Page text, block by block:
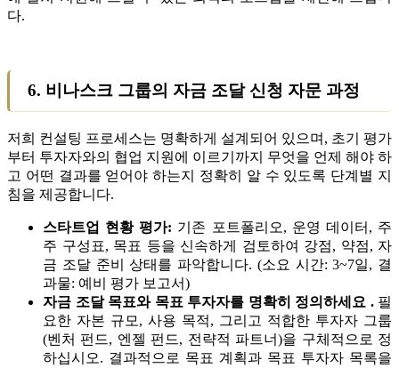
다.
6. 비나스크 그룹의 자금 조달 신청 자문 과정
저희 컨설팅 프로세스는 명확하게 설계되어 있으며, 초기 평가
부터 투자자와의 협업 지원에 이르기까지 무엇을 언제 해야 하
고 어떤 결과를 얻어야 하는지 정확히 알 수 있도록 단계별 지
침을 제공합니다.
스타트업 현황 평가: 기존 포트폴리오, 운영 데이터, 주
주 구성표, 목표 등을 신속하게 검토하여 강점, 약점, 자
금 조달 준비 상태를 파악합니다. (소요 시간: 3~7일, 결
과물: 예비 평가 보고서)
자금 조달 목표와 목표 투자자를 명확히 정의하세요 . 필
요한 자본 규모, 사용 목적, 그리고 적합한 투자자 그룹
(벤처 펀드, 엔젤 펀드, 전략적 파트너)을 구체적으로 정
하십시오. 결과적으로 목표 계획과 목표 투자자 목록을